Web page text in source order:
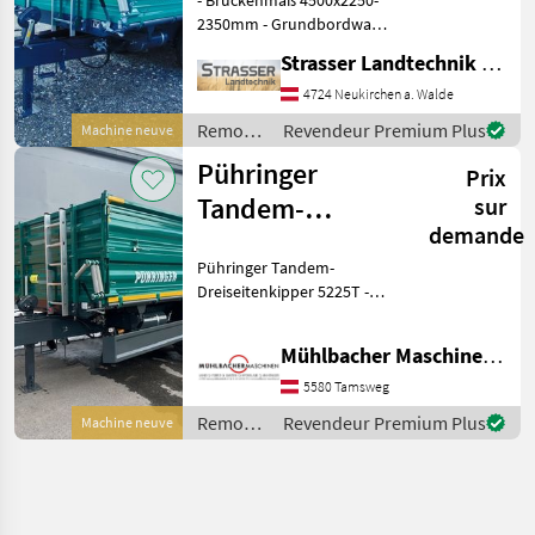
Machine neuve
2350mm - Grundbordwand:
600mm - Druckluftbremse
mit ALB Regler - seitliche
Zentralverriegelung -
Stützwinde - B
Strasser Landtechnik GmbH
4724 Neukirchen a. Walde
Remorques
/
Pühringer
Revendeur Premium Plus
Machine neuve
Pühringer
Tandem-
5225T
5,2x2,4/2,48m
18to
Prix
sur
demande
Pühringer Tandem-
Dreiseitenkipper 5225T -
12.880kg Nutzlast -
Brückengröße LxB
5200x2400m/2480mm
konisch - B
Mühlbacher Maschinen GmbH
5580 Tamsweg
Remorques
/
Revendeur Premium Plus